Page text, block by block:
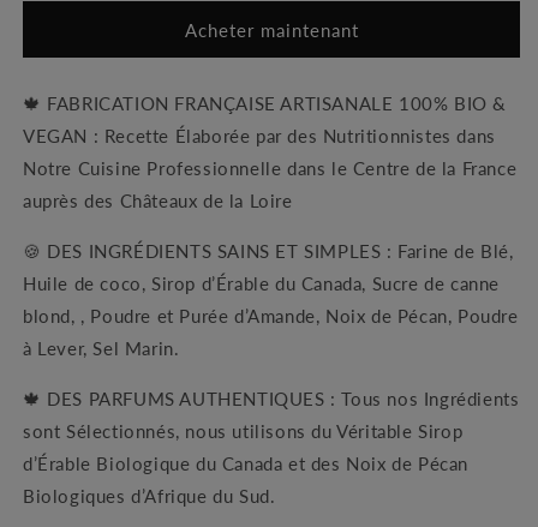
&amp;
Noix
de
Pécan
Sirop
-
Boite
de
300G
BIO
&amp;
Noix
de
Pécan
Sirop
-
Boite
de
Acheter maintenant
🍁 FABRICATION FRANÇAISE ARTISANALE 100% BIO &
VEGAN : Recette Élaborée par des Nutritionnistes dans
Notre Cuisine Professionnelle dans le Centre de la France
auprès des Châteaux de la Loire
🍪 DES INGRÉDIENTS SAINS ET SIMPLES : Farine de Blé,
Huile de coco, Sirop d’Érable du Canada, Sucre de canne
blond, , Poudre et Purée d’Amande, Noix de Pécan, Poudre
à Lever, Sel Marin.
🍁 DES PARFUMS AUTHENTIQUES : Tous nos Ingrédients
sont Sélectionnés, nous utilisons du Véritable Sirop
d’Érable Biologique du Canada et des Noix de Pécan
Biologiques d’Afrique du Sud.